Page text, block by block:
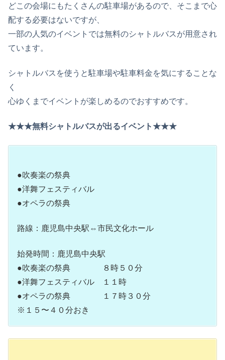
どこの会場にもたくさんの駐車場があるので、そこまで心
配する必要はないですが、
一部の人気のイベントでは無料のシャトルバスが用意され
ています。
シャトルバスを使うと駐車場や駐車料金を気にすることな
く
心ゆくまでイベントが楽しめるのでおすすめです。
★★★無料シャトルバスが出るイベント★★★
●吹奏楽の祭典
●洋舞フェスティバル
●オペラの祭典
路線：鹿児島中央駅⇔市民文化ホール
始発時間：鹿児島中央駅
●吹奏楽の祭典 ８時５０分
●洋舞フェスティバル １１時
●オペラの祭典 １７時３０分
※１５〜４０分おき